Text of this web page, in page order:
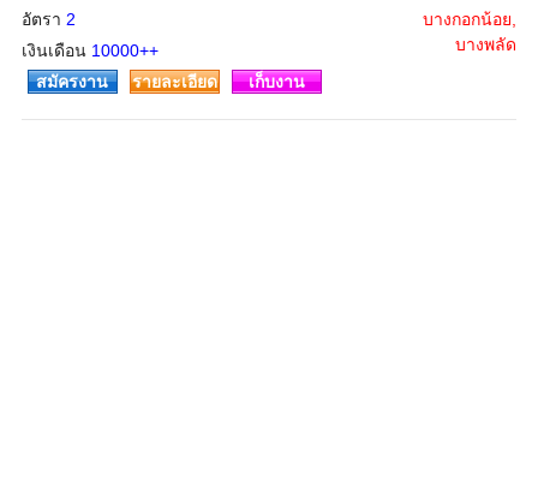
อัตรา 2
เงินเดือน 10000++
บางกอกน้อย,
บางพลัด
สมัครงาน
รายละเอียด เก็บงาน